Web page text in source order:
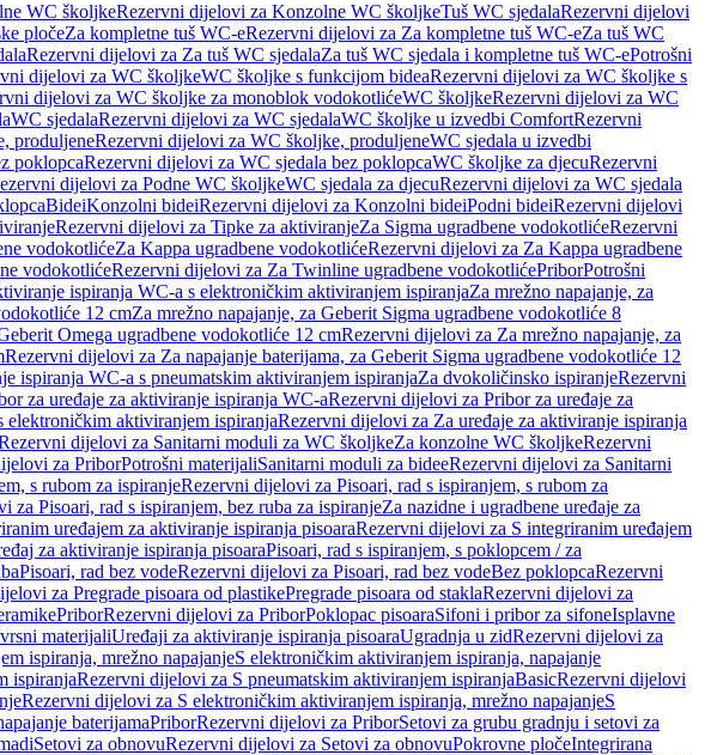
WC školjkeRezervni dijelovi za Konzolne WC školjkeTuš WC sjedalaRezervni dijelovi
pločeZa kompletne tuš WC-eRezervni dijelovi za Za kompletne tuš WC-eZa tuš WC
Rezervni dijelovi za Za tuš WC sjedalaZa tuš WC sjedala i kompletne tuš WC-ePotrošni
dijelovi za WC školjkeWC školjke s funkcijom bideaRezervni dijelovi za WC školjke s
dijelovi za WC školjke za monoblok vodokotlićeWC školjkeRezervni dijelovi za WC
WC sjedalaRezervni dijelovi za WC sjedalaWC školjke u izvedbi ComfortRezervni
produljeneRezervni dijelovi za WC školjke, produljeneWC sjedala u izvedbi
poklopcaRezervni dijelovi za WC sjedala bez poklopcaWC školjke za djecuRezervni
dijelovi za Podne WC školjkeWC sjedala za djecuRezervni dijelovi za WC sjedala
BideiKonzolni bideiRezervni dijelovi za Konzolni bideiPodni bideiRezervni dijelovi
Rezervni dijelovi za Tipke za aktiviranjeZa Sigma ugradbene vodokotlićeRezervni
vodokotlićeZa Kappa ugradbene vodokotlićeRezervni dijelovi za Za Kappa ugradbene
vodokotlićeRezervni dijelovi za Za Twinline ugradbene vodokotlićePriborPotrošni
ispiranja WC-a s elektroničkim aktiviranjem ispiranjaZa mrežno napajanje, za
12 cmZa mrežno napajanje, za Geberit Sigma ugradbene vodokotliće 8
Omega ugradbene vodokotliće 12 cmRezervni dijelovi za Za mrežno napajanje, za
Rezervni dijelovi za Za napajanje baterijama, za Geberit Sigma ugradbene vodokotliće 12
ispiranja WC-a s pneumatskim aktiviranjem ispiranjaZa dvokoličinsko ispiranjeRezervni
za uređaje za aktiviranje ispiranja WC-aRezervni dijelovi za Pribor za uređaje za
elektroničkim aktiviranjem ispiranjaRezervni dijelovi za Za uređaje za aktiviranje ispiranja
dijelovi za Sanitarni moduli za WC školjkeZa konzolne WC školjkeRezervni
za PriborPotrošni materijaliSanitarni moduli za bideeRezervni dijelovi za Sanitarni
s rubom za ispiranjeRezervni dijelovi za Pisoari, rad s ispiranjem, s rubom za
za Pisoari, rad s ispiranjem, bez ruba za ispiranjeZa nazidne i ugradbene uređaje za
uređajem za aktiviranje ispiranja pisoaraRezervni dijelovi za S integriranim uređajem
za aktiviranje ispiranja pisoaraPisoari, rad s ispiranjem, s poklopcem / za
Pisoari, rad bez vodeRezervni dijelovi za Pisoari, rad bez vodeBez poklopcaRezervni
za Pregrade pisoara od plastikePregrade pisoara od staklaRezervni dijelovi za
PriborRezervni dijelovi za PriborPoklopac pisoaraSifoni i pribor za sifoneIsplavne
materijaliUređaji za aktiviranje ispiranja pisoaraUgradnja u zidRezervni dijelovi za
ispiranja, mrežno napajanjeS elektroničkim aktiviranjem ispiranja, napajanje
ispiranjaRezervni dijelovi za S pneumatskim aktiviranjem ispiranjaBasicRezervni dijelovi
Rezervni dijelovi za S elektroničkim aktiviranjem ispiranja, mrežno napajanjeS
baterijamaPriborRezervni dijelovi za PriborSetovi za grubu gradnju i setovi za
Setovi za obnovuRezervni dijelovi za Setovi za obnovuPokrovne pločeIntegrirana